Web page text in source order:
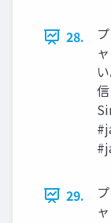
28.
29.